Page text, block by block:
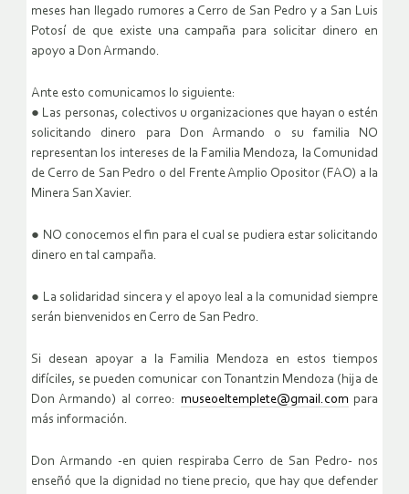
meses han llegado rumores a Cerro de San Pedro y a San Luis
Potosí de que existe una campaña para solicitar dinero en
apoyo a Don Armando.
Ante esto comunicamos lo siguiente:
● Las personas, colectivos u organizaciones que hayan o estén
solicitando dinero para Don Armando o su familia NO
representan los intereses de la Familia Mendoza, la Comunidad
de Cerro de San Pedro o del Frente Amplio Opositor (FAO) a la
Minera San Xavier.
● NO conocemos el fin para el cual se pudiera estar solicitando
dinero en tal campaña.
● La solidaridad sincera y el apoyo leal a la comunidad siempre
serán bienvenidos en Cerro de San Pedro.
Si desean apoyar a la Familia Mendoza en estos tiempos
difíciles, se pueden comunicar con Tonantzin Mendoza (hija de
Don Armando) al correo: museoeltemplete@gmail.compara
más información.
Don Armando -en quien respiraba Cerro de San Pedro- nos
enseñó que la dignidad no tiene precio, que hay que defender